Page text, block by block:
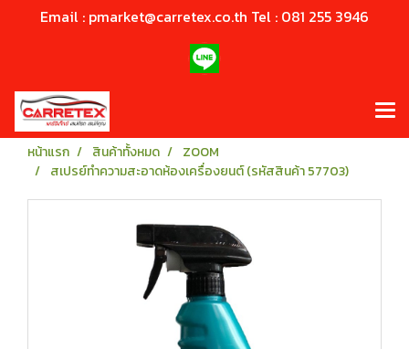
Email : pmarket@carretex.co.th Tel : 081 255 3946
หน้าแรก สินค้าทั้งหมด
ZOOM
สเปรย์ทำความสะอาดห้องเครื่องยนต์ (รหัสสินค้า 57703)